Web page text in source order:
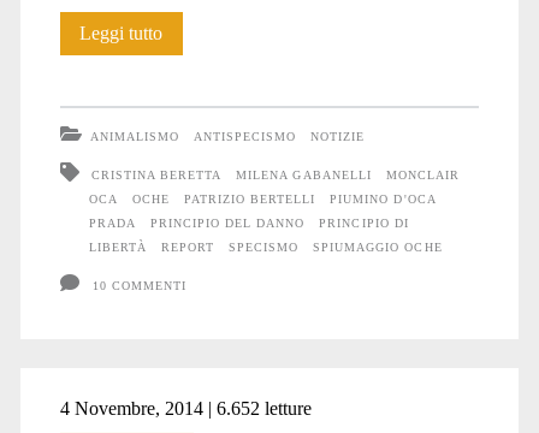
Leggi tuttoEcco
stupida
ANIMALISMO ANTISPECISMO NOTIZIE
CRISTINA BERETTA MILENA GABANELLI
MONCLAIR
OCA
OCHE PATRIZIO BERTELLI
PIUMINO D'OCA
PRADA
PRINCIPIO DEL DANNO
PRINCIPIO DI
LIBERTÀ
REPORT SPECISMO SPIUMAGGIO OCHE
10 COMMENTI
4 Novembre, 2014 | 6.652 letture